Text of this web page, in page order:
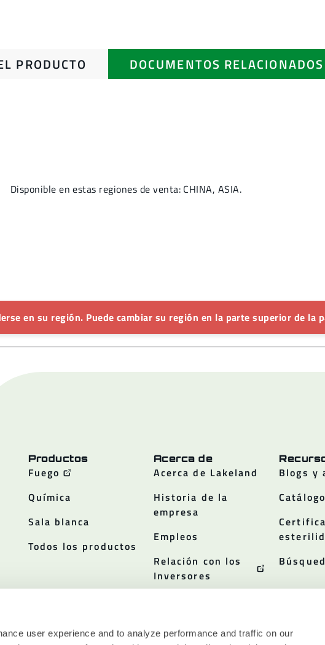
user experience and to analyze performance and traffic on our
PRODUCTO DOCUMENTOS RELACIONADOS
Disponible en estas regiones de venta: CHINA, ASIA.
en su región. Puede cambiar su región en la parte superior de la
Productos
Fuego
Química
Sala blanca
Todos los productos
Acerca de
Acerca de Lakeland
Historia de la
empresa
Empleos
Relación con los
Inversores
Blogs y